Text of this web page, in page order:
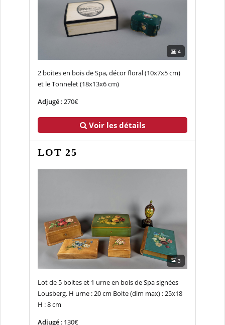
4
2 boites en bois de Spa, décor floral (10x7x5 cm)
et le Tonnelet (18x13x6 cm)
Adjugé: 270€
Voir les détails
LOT 25
3
Lot de 5 boites et 1 urne en bois de Spa signées
Lousberg. H urne : 20 cm Boite (dim max) : 25x18
H : 8 cm
Adjugé: 130€